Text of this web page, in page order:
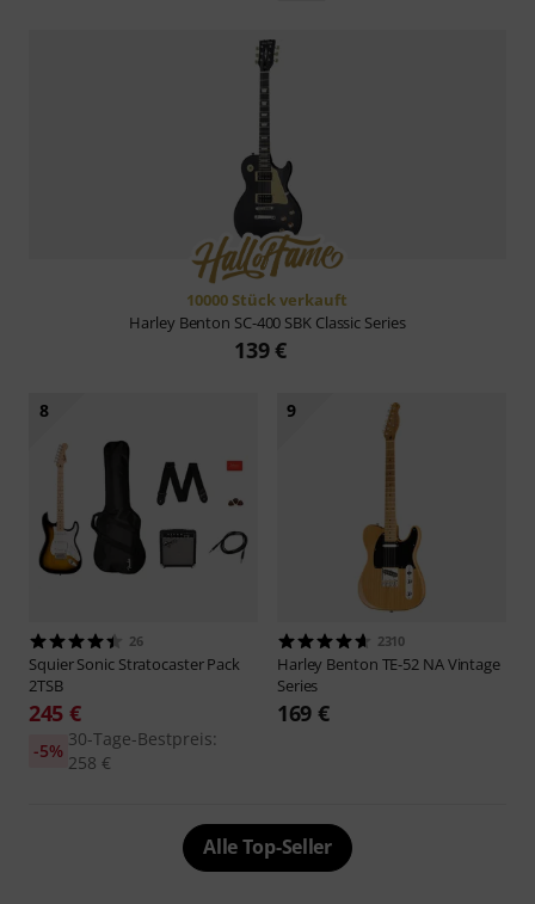
10000 Stück verkauft
Harley Benton SC-400 SBK Classic Series
139 €
8
26
SquierSonic Stratocaster Pack
2TSB
245 €
30-Tage-Bestpreis:
258 €
-5%
9
2310
Harley Benton TE-52 NA Vintage
Series
169 €
Alle Top-Seller